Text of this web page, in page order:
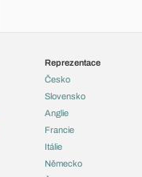
Reprezentace
Česko
Slovensko
Anglie
Francie
Itálie
Německo